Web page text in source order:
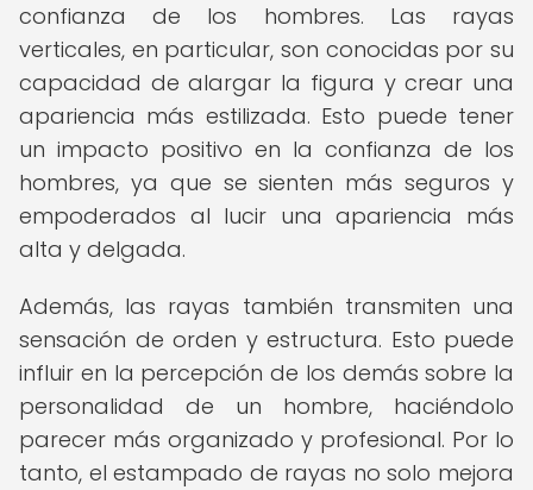
confianza de los hombres. Las rayas
verticales, en particular, son conocidas por su
capacidad de alargar la figura y crear una
apariencia más estilizada. Esto puede tener
un impacto positivo en la confianza de los
hombres, ya que se sienten más seguros y
empoderados al lucir una apariencia más
alta y delgada.
Además, las rayas también transmiten una
sensación de orden y estructura. Esto puede
influir en la percepción de los demás sobre la
personalidad de un hombre, haciéndolo
parecer más organizado y profesional. Por lo
tanto, el estampado de rayas no solo mejora